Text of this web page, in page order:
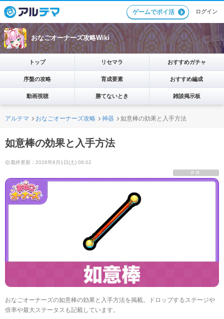
ゲームでポイ活 ログイン
おなごオーナーズ攻略Wiki
トップ リセマラ おすすめガチャ
序盤の攻略 育成要素 おすすめ編成
動画視聴 勝てないとき 雑談掲示板
アルテマ おなごオーナーズ攻略 神器 如意棒の効果と入手方法
如意棒の効果と入手方法
最終更新：2026年8月1日(土) 08:02
PR
おなごオーナーズの如意棒の効果と入手方法を掲載。ドロップするステージや
倍率や最大ステータスも記載しています。